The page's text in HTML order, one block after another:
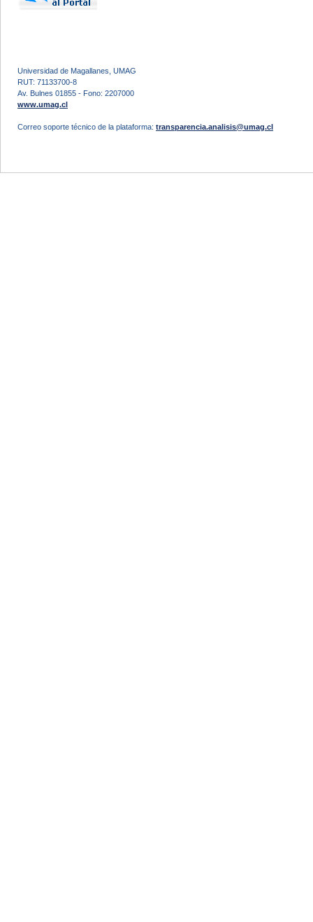
Universidad de Magallanes, UMAG
RUT: 71133700-8
Av. Bulnes 01855 - Fono: 2207000
www.umag.cl
Correo soporte técnico de la plataforma: transparencia.analisis@umag.cl